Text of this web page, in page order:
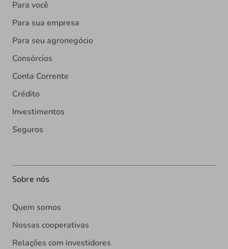
Para você
Para sua empresa
Para seu agronegócio
Consórcios
Conta Corrente
Crédito
Investimentos
Seguros
Sobre nós
Quem somos
Nossas cooperativas
Relações com investidores